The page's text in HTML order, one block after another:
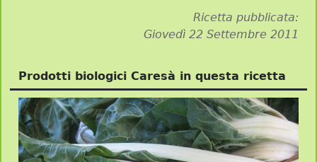
Ricetta pubblicata:
Giovedì 22 Settembre 2011
Prodotti biologici Caresà in questa ricetta